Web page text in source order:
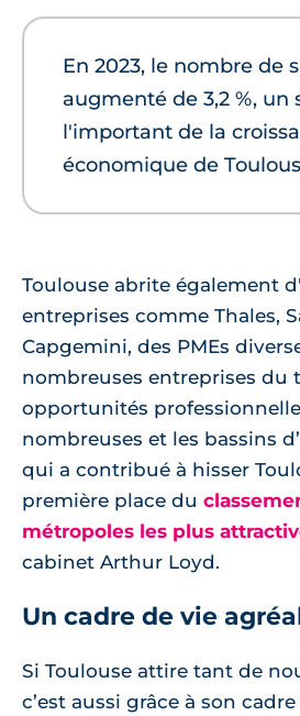
En 2023, le nombre de
augmenté de 3,2 %, un
l'important de la
économique de
Toulouse abrite également
entreprises comme Thales,
Capgemini, des PMEs
nombreuses entreprises du
opportunités
nombreuses et les bassins
qui a contribué à hisser
première place du
métropoles les plus
cabinet Arthur Loyd.
Un cadre de vie
Si Toulouse attire tant de
c’est aussi grâce à son